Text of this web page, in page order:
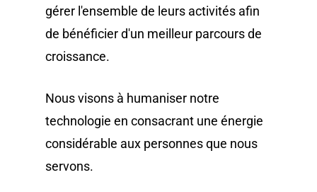
gérer l'ensemble de leurs activités afin
de bénéficier d'un meilleur parcours de
croissance.
Nous visons à humaniser notre
technologie en consacrant une énergie
considérable aux personnes que nous
servons.